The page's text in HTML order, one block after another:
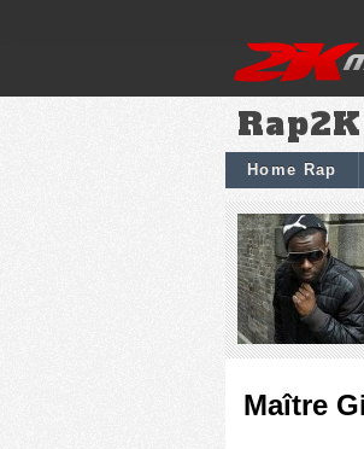
Home Rap
Maître